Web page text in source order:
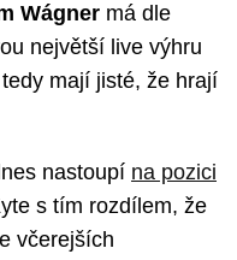
Wágner má dle
největší live výhru
mají jisté, že hrají
nastoupí na pozici
s tím rozdílem, že
včerejších